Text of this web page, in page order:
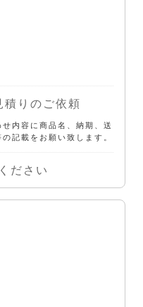
積りのご依頼
内容に商品名、納期、送
記載をお願い致します。
ださい